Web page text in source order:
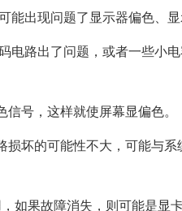
出现问题了显示器偏色、显
电路出了问题，或者一些小
号，这样就使屏幕显偏色。
坏的可能性不大，可能与
果故障消失，则可能是显卡